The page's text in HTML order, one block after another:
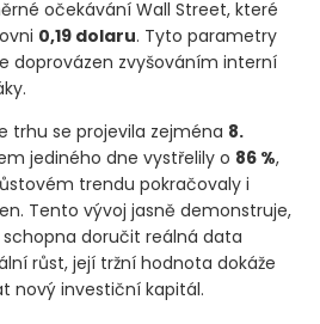
očekávání Wall Street, které
0,19 dolaru. Tyto parametry
doprovázen zvyšováním interní
trhu se projevila zejména 8.
jediného dne vystřelily o 86 %,
trendu pokračovaly i
Tento vývoj jasně demonstruje,
doručit reálná data
růst, její tržní hodnota dokáže
nový investiční kapitál.